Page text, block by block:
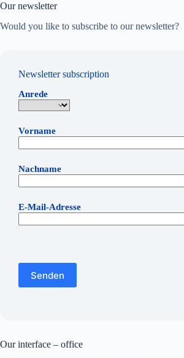
Our newsletter
Would you like to subscribe to our newsletter?
Newsletter subscription
Anrede
Vorname
Nachname
E-Mail-Adresse
Our interface – office